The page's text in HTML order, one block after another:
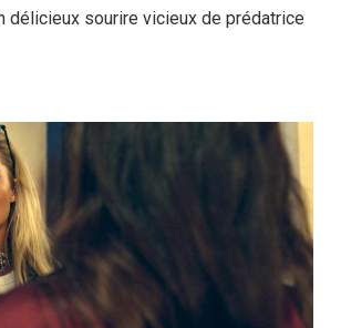
délicieux sourire vicieux de prédatrice